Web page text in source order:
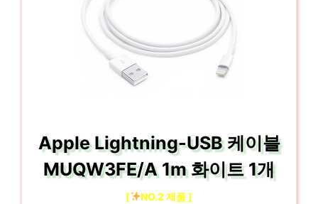
Apple Lightning-USB 케이블
MUQW3FE/A 1m 화이트 1개
[ NO.2 제품 ]